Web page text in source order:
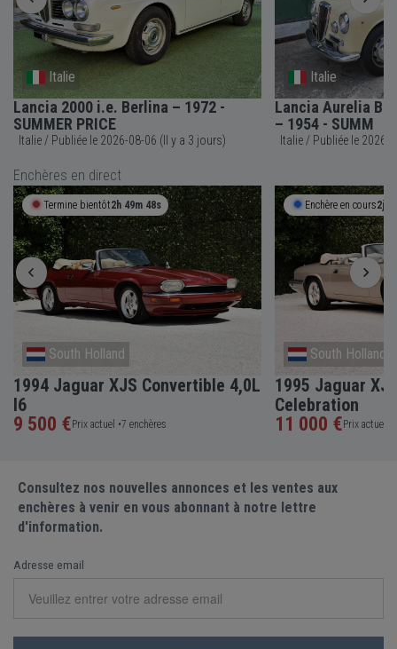
Italie
Lancia 2000 i.e. Berlina – 1972 -
SUMMER PRICE
Italie / Publiée le 2026-08-06 (Il y a 3 jours)
Italie
Lancia Aurelia
– 1954 - SUMM
Italie /
Enchères en direct
Termine bientôt2h 49m 47s
South Holland
1994 Jaguar XJS Convertible 4,0L
I6
9 500 €Prix actuel •7 enchères
Enchère en cours2j
South Holland
1995 Jaguar
Celebration
11 000 €Prix actuel •
Consultez nos nouvelles annonces et les ventes aux
enchères à venir en vous abonnant à notre lettre
d'information.
Adresse email